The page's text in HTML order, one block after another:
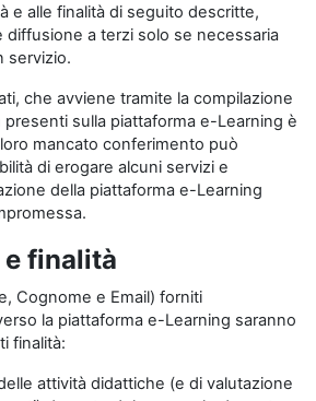
e alle finalità di seguito descritte,
diffusione a terzi solo se necessaria
servizio.
che avviene tramite la compilazione
sulla piattaforma e-Learning è
mancato conferimento può
di erogare alcuni servizi e
della piattaforma e-Learning
finalità
Cognome e Email) forniti
la piattaforma e-Learning saranno
finalità:
attività didattiche (e di valutazione